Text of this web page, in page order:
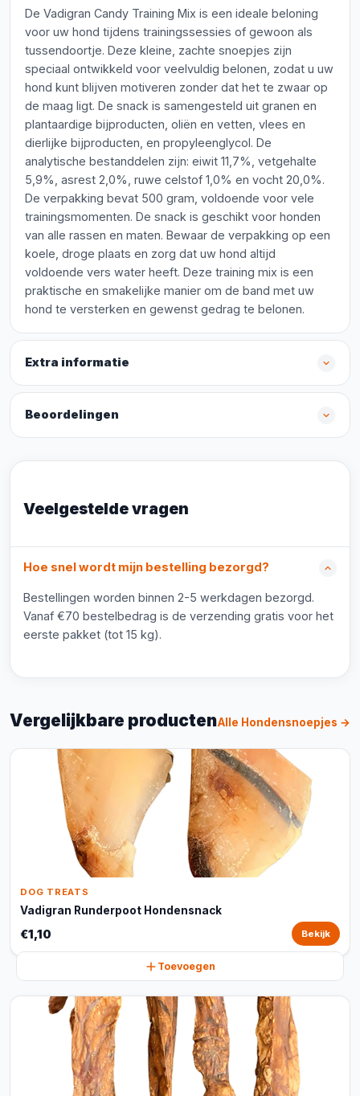
De Vadigran Candy Training Mix is een ideale beloning
voor uw hond tijdens trainingssessies of gewoon als
tussendoortje. Deze kleine, zachte snoepjes zijn
speciaal ontwikkeld voor veelvuldig belonen, zodat u uw
hond kunt blijven motiveren zonder dat het te zwaar op
de maag ligt. De snack is samengesteld uit granen en
plantaardige bijproducten, oliën en vetten, vlees en
dierlijke bijproducten, en propyleenglycol. De
analytische bestanddelen zijn: eiwit 11,7%, vetgehalte
5,9%, asrest 2,0%, ruwe celstof 1,0% en vocht 20,0%.
De verpakking bevat 500 gram, voldoende voor vele
trainingsmomenten. De snack is geschikt voor honden
van alle rassen en maten. Bewaar de verpakking op een
koele, droge plaats en zorg dat uw hond altijd
voldoende vers water heeft. Deze training mix is een
praktische en smakelijke manier om de band met uw
hond te versterken en gewenst gedrag te belonen.
Extra informatie
Beoordelingen
Veelgestelde vragen
Hoe snel wordt mijn bestelling bezorgd?
Bestellingen worden binnen 2-5 werkdagen bezorgd.
Vanaf €70 bestelbedrag is de verzending gratis voor het
eerste pakket (tot 15 kg).
Vergelijkbare productenAlle Hondensnoepjes →
DOG TREATS
Vadigran Runderpoot Hondensnack
€1,10 Bekijk
Toevoegen